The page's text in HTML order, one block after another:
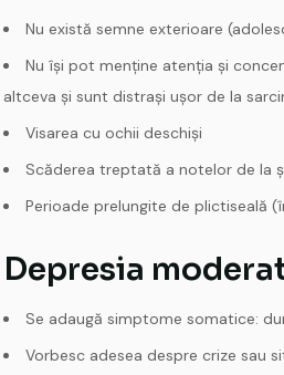
Nu există semne exterioare
Nu îşi pot menţine atenția și
altceva și sunt distraşi uşor de la
Visarea cu ochii deschiși
Scăderea treptată a notelor de la
Perioade prelungite de plictiseală
Depresia
Se adaugă simptome somatice:
Vorbesc adesea despre crize sau